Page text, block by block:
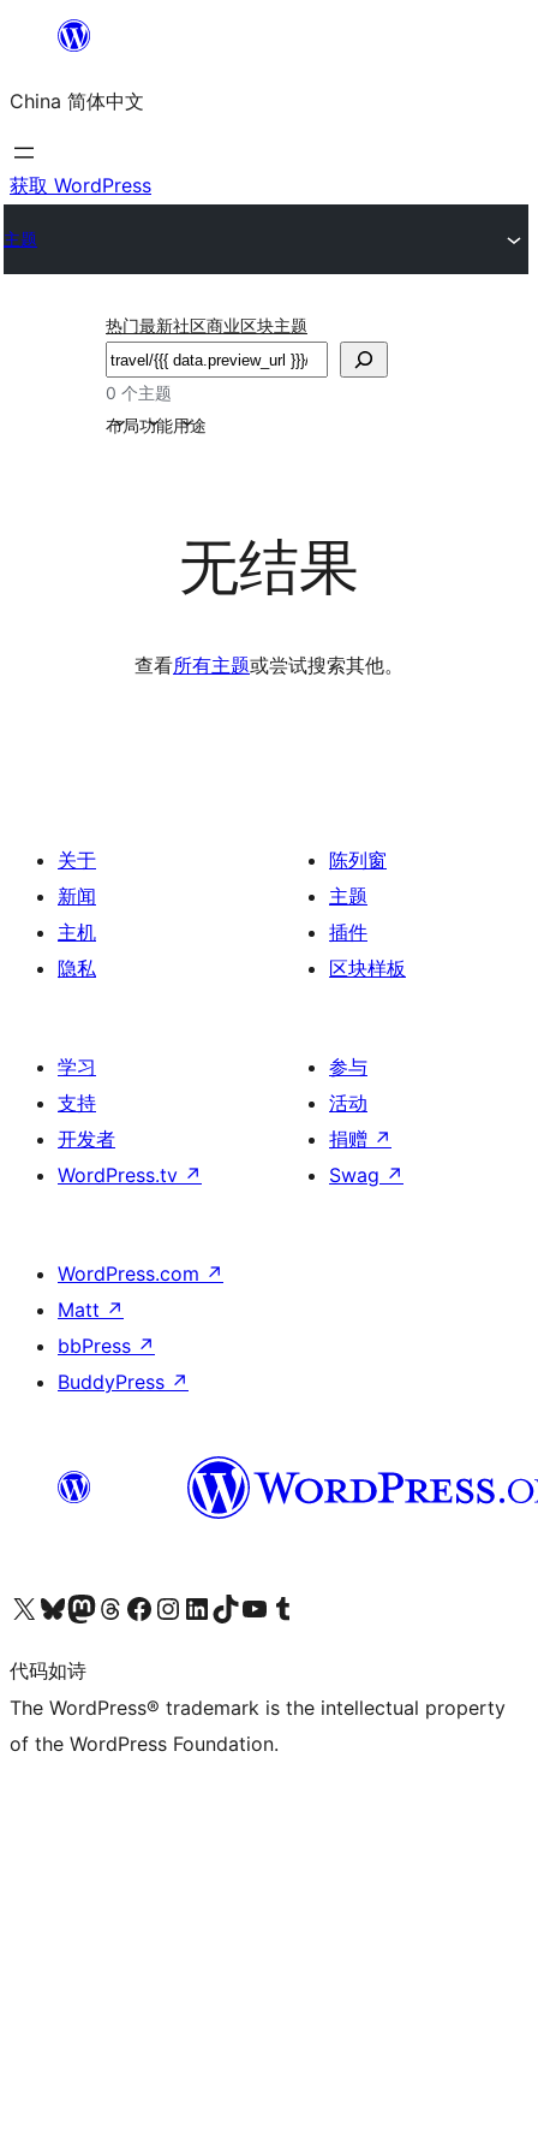
内
容
China 简体中文
获取 WordPress
主题
热门最新社区商业区块主题
搜
索
0 个主题
布局功能用途
无结果
查看所有主题或尝试搜索其他。
关于
新闻
主机
隐私
陈列窗
主题
插件
区块样板
学习
支持
开发者
WordPress.tv ↗
参与
活动
捐赠 ↗
Swag ↗
WordPress.com ↗
Matt ↗
bbPress ↗
BuddyPress ↗
关注我们的 X（原 Twitter）账号访问我们的 Bluesky 账号关注我们的 Mastodon 账号访问我们的 Threads 账号 访问我们的 Facebook 公共主页关注我们的 Instagram 账号 关注我们的 LinkedIn 主页访问我们的 TikTok 账号访问我们的 YouTube 频道 访问我们的 Tumblr 账号
代码如诗
The WordPress® trademark is the intellectual property
of the WordPress Foundation.